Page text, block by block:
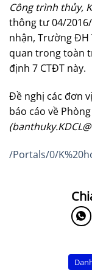
Công trình thủy,
thông tư 04/
nhận, Trường ĐH
quan trong toàn
định 7 CTĐT này.
Đề nghị các đơn
báo cáo về
(
/Portals/0/